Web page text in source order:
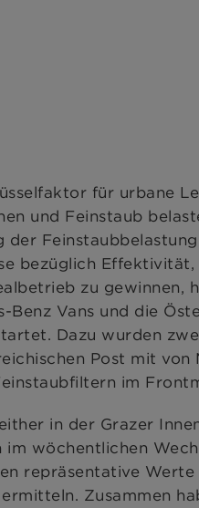
für urbane
und Feinstaub
der
bezüglich
zu gewinnen,
Benz Vans und die
Dazu wurden
Post mit von
im
in der Grazer
im wöchentlichen
repräsentative Werte
Zusammen